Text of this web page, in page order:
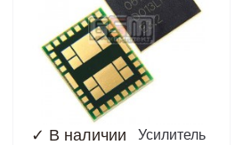
6020, 6021,
6030,...
✓ В наличии
Усилитель